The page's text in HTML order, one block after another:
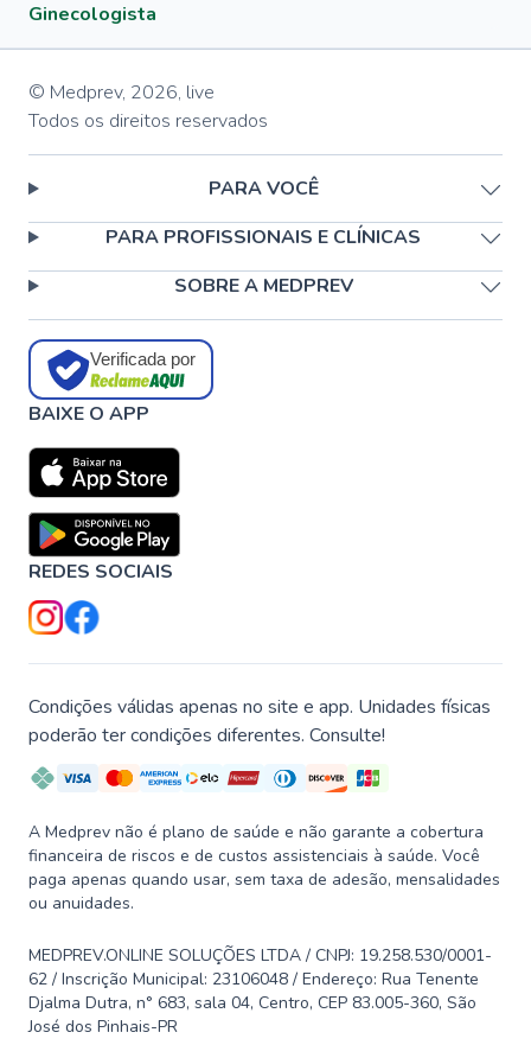
Ginecologista
© Medprev, 2026, live
Todos os direitos reservados
PARA VOCÊ
PARA PROFISSIONAIS E CLÍNICAS
SOBRE A MEDPREV
Verificada por
BAIXE O APP
REDES SOCIAIS
Condições válidas apenas no site e app. Unidades físicas
poderão ter condições diferentes. Consulte!
A Medprev não é plano de saúde e não garante a cobertura
financeira de riscos e de custos assistenciais à saúde. Você
paga apenas quando usar, sem taxa de adesão, mensalidades
ou anuidades.
MEDPREV.ONLINE SOLUÇÕES LTDA / CNPJ: 19.258.530/0001-
62 / Inscrição Municipal: 23106048 / Endereço: Rua Tenente
Djalma Dutra, n° 683, sala 04, Centro, CEP 83.005-360, São
José dos Pinhais-PR